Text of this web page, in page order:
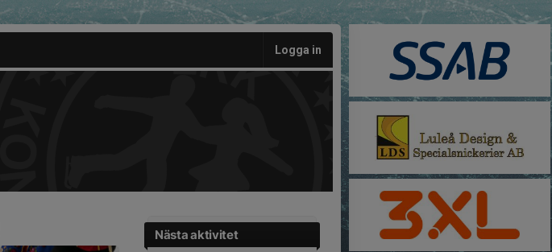
Logga in
Nästa aktivitet